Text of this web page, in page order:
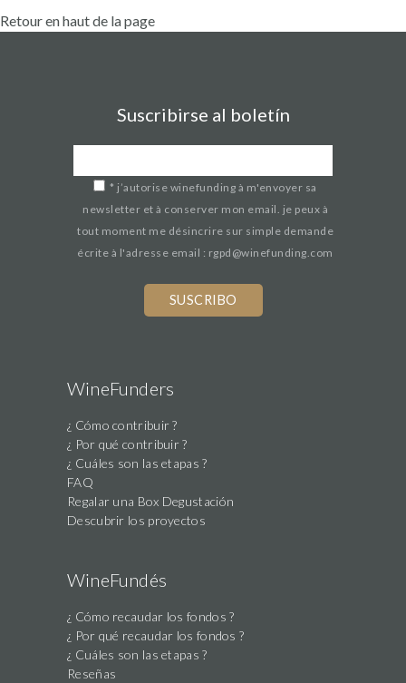
Retour en haut de la page
Suscribirse al boletín
* j’autorise winefunding à m'envoyer sa
newsletter et à conserver mon email. je peux à
tout moment me désincrire sur simple demande
écrite à l'adresse email : rgpd@winefunding.com
this
field
WineFunders
¿ Cómo contribuir ?
¿ Por qué contribuir ?
¿ Cuáles son las etapas ?
FAQ
Regalar una Box Degustación
Descubrir los proyectos
WineFundés
¿ Cómo recaudar los fondos ?
¿ Por qué recaudar los fondos ?
¿ Cuáles son las etapas ?
Reseñas